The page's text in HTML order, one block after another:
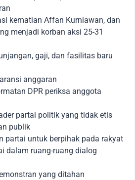
kematian Affan Kurniawan, dan
menjadi korban aksi 25-31
gaji, dan fasilitas baru
anggaran
DPR periksa anggota
partai politik yang tidak etis
publik
partai untuk berpihak pada rakyat
dalam ruang-ruang dialog
yang ditahan